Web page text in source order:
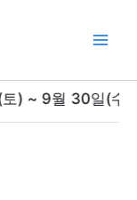
~ 9월 30일(수)